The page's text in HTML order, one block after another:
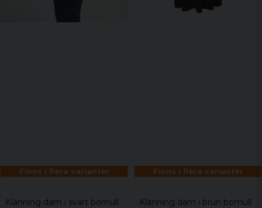
Finns i flera varianter
Klänning dam i svart bomull
Finns i flera varianter
Klänning dam i brun bomull